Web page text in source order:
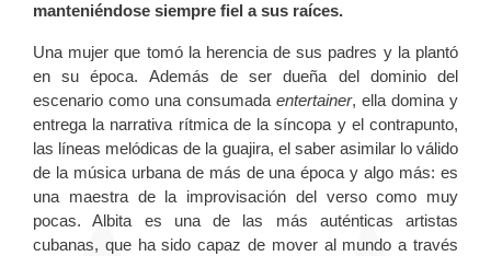
manteniéndose siempre fiel a sus raíces.
Una mujer que tomó la herencia de sus padres y la plantó
en su época. Además de ser dueña del dominio del
escenario como una consumada entertainer, ella domina y
entrega la narrativa rítmica de la síncopa y el contrapunto,
las líneas melódicas de la guajira, el saber asimilar lo válido
de la música urbana de más de una época y algo más: es
una maestra de la improvisación del verso como muy
pocas. Albita es una de las más auténticas artistas
cubanas, que ha sido capaz de mover al mundo a través